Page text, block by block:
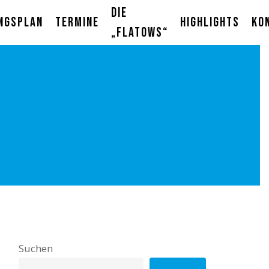
Termine
Die
„Flatows“
Highlights
Suchen